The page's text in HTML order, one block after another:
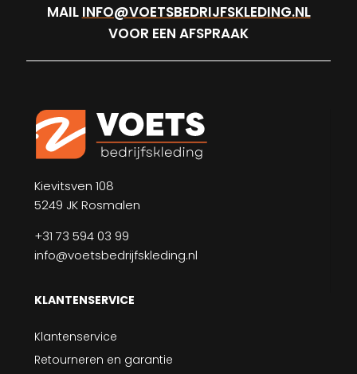
MAIL INFO@VOETSBEDRIJFSKLEDING.NL
VOOR EEN AFSPRAAK
Kievitsven 108
5249 JK Rosmalen
+31 73 594 03 99
info@voetsbedrijfskleding.nl
KLANTENSERVICE
Klantenservice
Retourneren en garantie